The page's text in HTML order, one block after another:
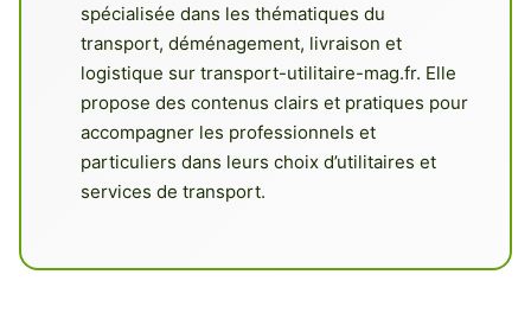
spécialisée dans les thématiques du
transport, déménagement, livraison et
logistique sur transport-utilitaire-mag.fr. Elle
propose des contenus clairs et pratiques pour
accompagner les professionnels et
particuliers dans leurs choix d’utilitaires et
services de transport.